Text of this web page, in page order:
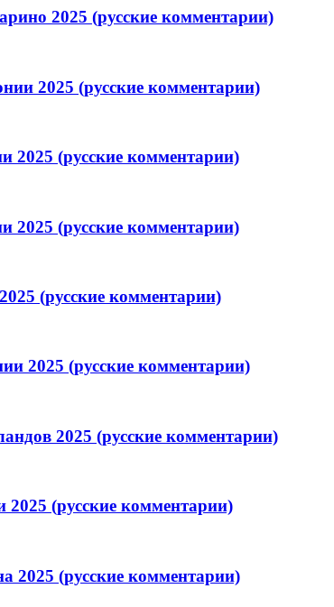
2025 (русские комментарии)
2025 (русские комментарии)
2025 (русские комментарии)
2025 (русские комментарии)
(русские комментарии)
2025 (русские комментарии)
2025 (русские комментарии)
(русские комментарии)
2025 (русские комментарии)